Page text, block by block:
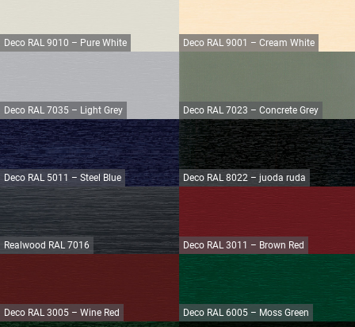
Deco RAL 9010 – Pure White Deco RAL 9001 – Cream White
Deco RAL 7035 – Light Grey Deco RAL 7023 – Concrete Grey
Deco RAL 5011 – Steel Blue Deco RAL 8022 – juoda ruda
Realwood RAL 7016 Deco RAL 3011 – Brown Red
Deco RAL 3005 – Wine Red Deco RAL 6005 – Moss Green